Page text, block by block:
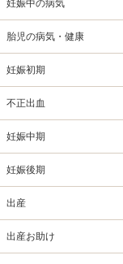
妊娠中の病気
胎児の病気・健康
妊娠初期
不正出血
妊娠中期
妊娠後期
出産
出産お助け